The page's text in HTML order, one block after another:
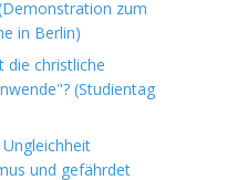
zum
in Berlin)
die christliche
(Studientag
Ungleichheit
und gefährdet